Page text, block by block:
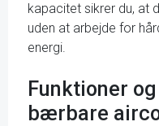
kapacitet sikrer du, at
uden at arbejde for
energi.
Funktioner
bærbare